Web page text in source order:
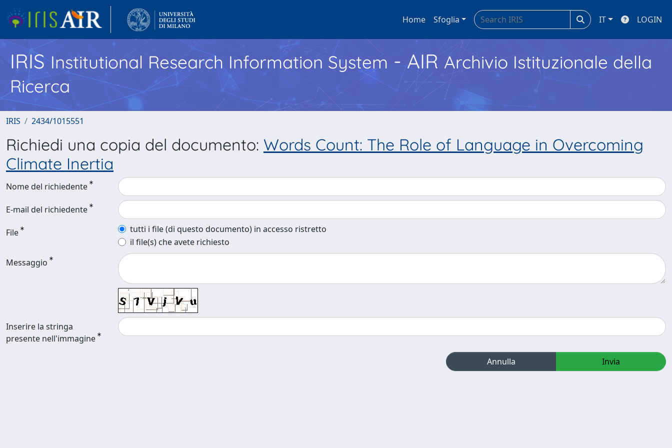
Home Sfoglia IT LOGIN
IRISInstitutional Research Information System - AIR Archivio Istituzionale della
Ricerca
IRIS 2434/1015551
Richiedi una copia del documento: Words Count: The Role of Language in Overcoming
Climate Inertia
Nome del richiedente
E-mail del richiedente
File
tutti i file (di questo documento) in accesso ristretto
il file(s) che avete richiesto
Messaggio
Inserire la stringa
presente nell'immagine
Annulla Invia